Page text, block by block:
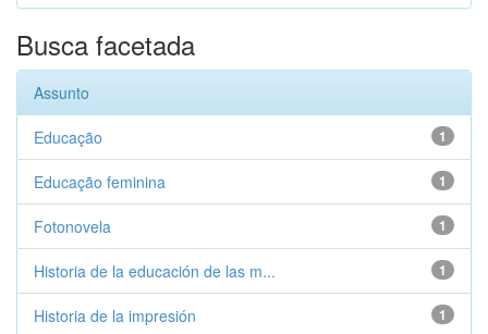
Busca facetada
Assunto
1
Educação
1
Educação feminina
1
Fotonovela
1
Historia de la educación de las m...
1
Historia de la impresión